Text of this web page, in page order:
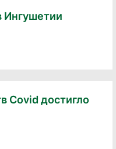
Ингушетии
Covid достигло